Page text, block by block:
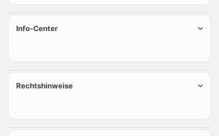
Info-Center
Rechtshinweise